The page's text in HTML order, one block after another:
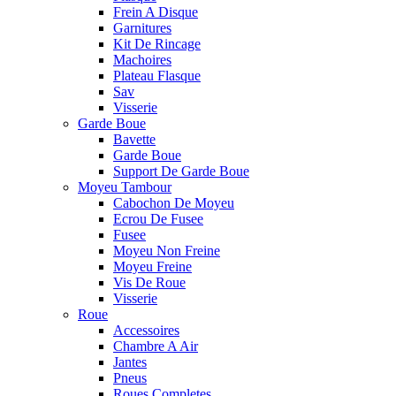
Frein A Disque
Garnitures
Kit De Rincage
Machoires
Plateau Flasque
Sav
Visserie
Garde Boue
Bavette
Garde Boue
Support De Garde Boue
Moyeu Tambour
Cabochon De Moyeu
Ecrou De Fusee
Fusee
Moyeu Non Freine
Moyeu Freine
Vis De Roue
Visserie
Roue
Accessoires
Chambre A Air
Jantes
Pneus